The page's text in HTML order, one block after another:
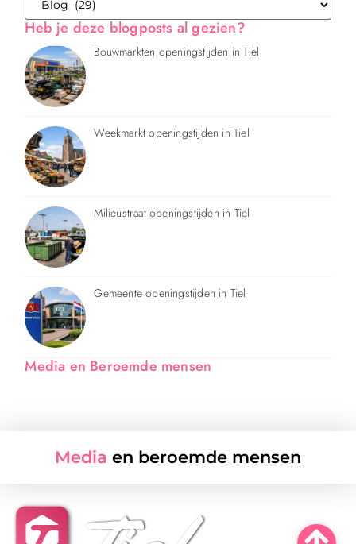
Heb je deze blogposts al gezien?
Bouwmarkten openingstijden in Tiel
Weekmarkt openingstijden in Tiel
Milieustraat openingstijden in Tiel
Gemeente openingstijden in Tiel
Media en Beroemde mensen
Media en beroemde mensen